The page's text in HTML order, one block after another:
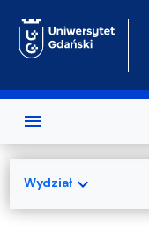
Wydziałexpand_more